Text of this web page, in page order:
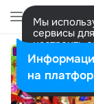
Мы
сервисы
настроить
на